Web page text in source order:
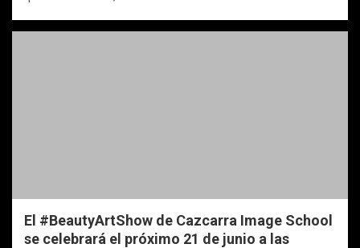
El #BeautyArtShow de Cazcarra Image School
se celebrará el próximo 21 de junio a las